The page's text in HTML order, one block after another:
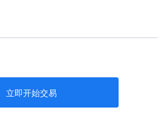
立即开始交易